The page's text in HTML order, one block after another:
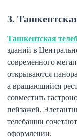
3.
Ташкентская
зданий в
современного
открываются
а вращающийся
совместить
пейзажей.
телебашни
оформлении.